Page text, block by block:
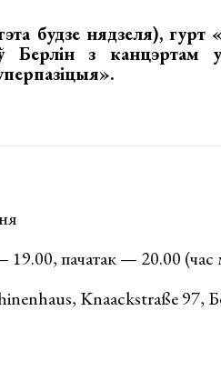
будзе нядзеля), гурт
Берлін з канцэртам
.
19.00, пачатак — 20.00
Knaackstraße 97,